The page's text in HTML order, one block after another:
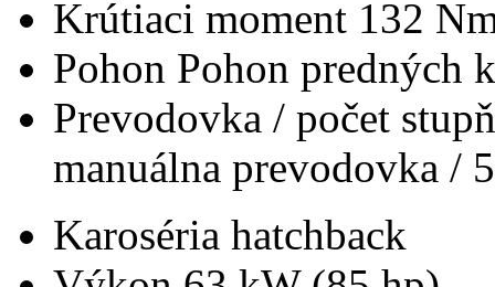
Krútiaci moment 132
Pohon Pohon predných
Prevodovka / počet
manuálna prevodovka / 5
Karoséria hatchback